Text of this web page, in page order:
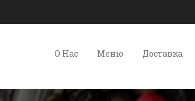
О Нас Меню Доставка